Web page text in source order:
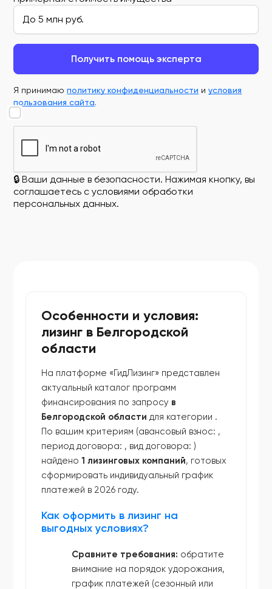
Получить помощь эксперта
Я принимаюполитику конфиденциальности иусловия
пользования сайта.
🔒 Ваши данные в безопасности. Нажимая кнопку, вы
соглашаетесь с условиями обработки
персональных данных.
Особенности и условия:
лизинг в Белгородской
области
На платформе «ГидЛизинг» представлен
актуальный каталог программ
финансирования по запросу в
Белгородской области для категории .
По вашим критериям (авансовый взнос: ,
период договора: , вид договора:)
найдено1 лизинговых компаний, готовых
сформировать индивидуальный график
платежей в 2026 году.
Как оформить в лизинг на
выгодных условиях?
Сравните требования: обратите
внимание на порядок удорожания,
график платежей (сезонный или